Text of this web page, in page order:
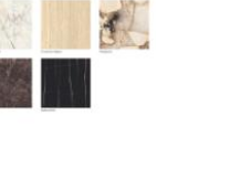
с применением
и техники
мебели и
и офисы с
или монтажных